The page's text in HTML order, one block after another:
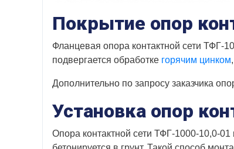
Покрытие опор
Фланцевая опора контактной сети ТФГ-
подвергается обработке горячим цинком
Дополнительно по запросу заказчика
Установка опор
Опора контактной сети ТФГ-1000-10,0-